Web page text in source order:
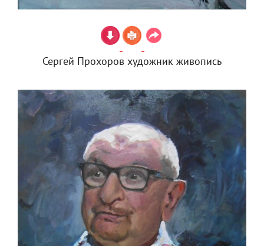
Сергей Прохоров художник живопись